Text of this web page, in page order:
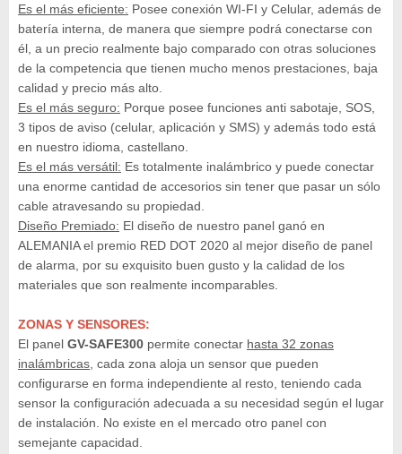
Es el más eficiente: Posee conexión WI-FI y Celular, además de
batería interna, de manera que siempre podrá conectarse con
él, a un precio realmente bajo comparado con otras soluciones
de la competencia que tienen mucho menos prestaciones, baja
calidad y precio más alto.
Es el más seguro: Porque posee funciones anti sabotaje, SOS,
3 tipos de aviso (celular, aplicación y SMS) y además todo está
en nuestro idioma, castellano.
Es el más versátil: Es totalmente inalámbrico y puede conectar
una enorme cantidad de accesorios sin tener que pasar un sólo
cable atravesando su propiedad.
Diseño Premiado: El diseño de nuestro panel ganó en
ALEMANIA el premio RED DOT 2020 al mejor diseño de panel
de alarma, por su exquisito buen gusto y la calidad de los
materiales que son realmente incomparables.
ZONAS Y SENSORES:
El panel GV-SAFE300 permite conectar hasta 32 zonas
inalámbricas , cada zona aloja un sensor que pueden
configurarse en forma independiente al resto, teniendo cada
sensor la configuración adecuada a su necesidad según el lugar
de instalación. No existe en el mercado otro panel con
semejante capacidad.